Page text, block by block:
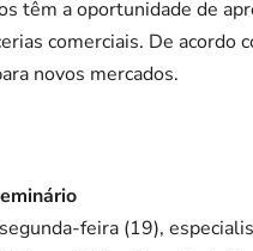
têm a oportunidade de
comerciais. De acordo
novos mercados.
feira (19),